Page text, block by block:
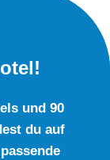
und 90
du auf